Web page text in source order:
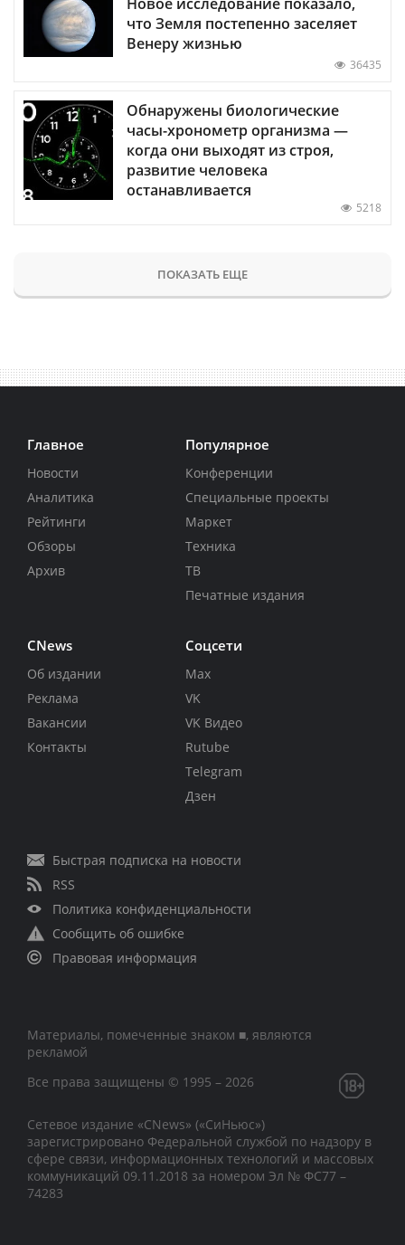
что Земля постепенно заселяет
Венеру жизнью
36435
Обнаружены биологические
часы-хронометр организма —
когда они выходят из строя,
развитие человека
останавливается
5218
ПОКАЗАТЬ ЕЩЕ
Главное
Новости
Аналитика
Рейтинги
Обзоры
Архив
Популярное
Конференции
Специальные проекты
Маркет
Техника
ТВ
Печатные издания
CNews
Об издании
Реклама
Вакансии
Контакты
Соцсети
Max
VK
VK Видео
Rutube
Telegram
Дзен
Быстрая подписка на новости
RSS
Политика конфиденциальности
Сообщить об ошибке
Правовая информация
Материалы, помеченные знаком ■, являются
рекламой
Все права защищены © 1995 – 2026
Сетевое издание «CNews» («СиНьюс»)
зарегистрировано Федеральной службой по надзору в
сфере связи, информационных технологий и массовых
коммуникаций 09.11.2018 за номером Эл № ФС77 –
74283